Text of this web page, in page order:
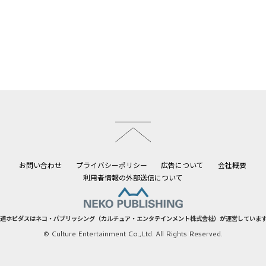
お問い合わせ プライバシーポリシー 広告について
会社概要
利用者情報の外部送信について
ホビダスはネコ・パブリッシング（カルチュア・エンタテインメント株式会社）が運営していま
© Culture Entertainment Co.,Ltd. All Rights Reserved.